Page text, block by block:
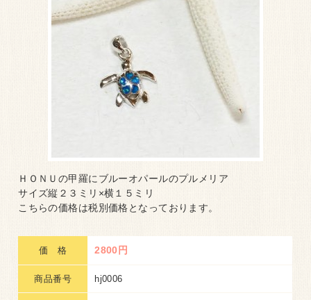
ＨＯＮＵの甲羅にブルーオパールのプルメリア
サイズ縦２３ミリ×横１５ミリ
こちらの価格は税別価格となっております。
価 格 2800円
商品番号 hj0006